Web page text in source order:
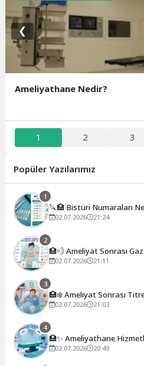
Ameliyathane Nedir?
❮
1 2 3
Popüler Yazılarımız
1
🔪🏥 Bistüri Numaraları
Sapları, Kullanım Alanları
02.07.2026 21:24
2
🏥💨 Ameliyat Sonrası Gaz
02.07.2026 21:11
3
🏥❄️ Ameliyat Sonrası
Ne Kadar Sürer, Ne Zaman
02.07.2026 21:03
4
🏥✨ Ameliyathane
02.07.2026 20:49